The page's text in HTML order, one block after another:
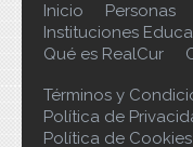
Inicio Personas
Instituciones
Qué es RealCur
Términos y
Política de
Política de Cookies